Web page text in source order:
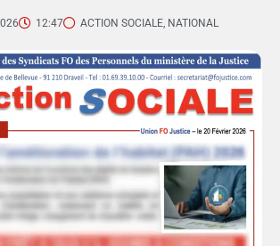
12:47 ACTION SOCIALE, NATIONAL